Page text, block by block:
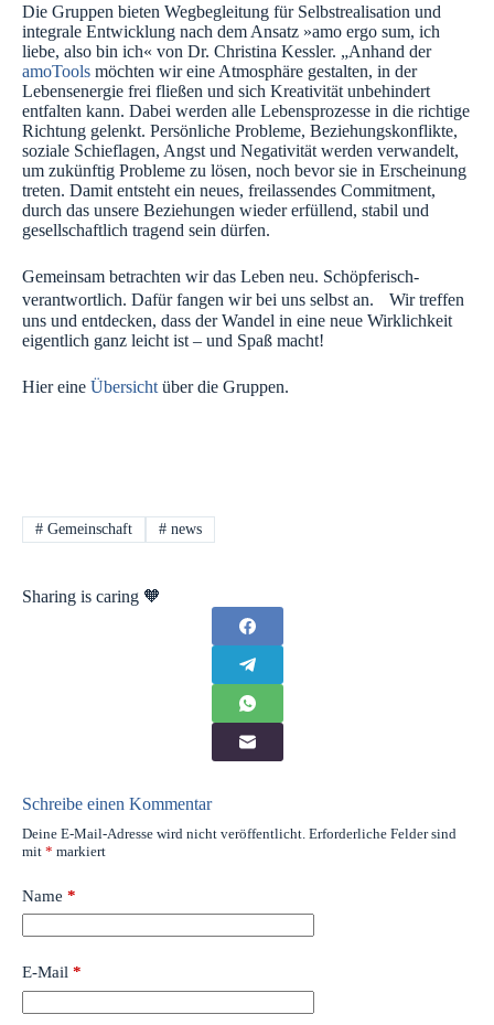
Die Gruppen bieten Wegbegleitung für Selbstrealisation und
integrale Entwicklung nach dem Ansatz »amo ergo sum, ich
liebe, also bin ich« von Dr. Christina Kessler. „Anhand der
amoTools möchten wir eine Atmosphäre gestalten, in der
Lebensenergie frei fließen und sich Kreativität unbehindert
entfalten kann. Dabei werden alle Lebensprozesse in die richtige
Richtung gelenkt. Persönliche Probleme, Beziehungskonflikte,
soziale Schieflagen, Angst und Negativität werden verwandelt,
um zukünftig Probleme zu lösen, noch bevor sie in Erscheinung
treten. Damit entsteht ein neues, freilassendes Commitment,
durch das unsere Beziehungen wieder erfüllend, stabil und
gesellschaftlich tragend sein dürfen.
Gemeinsam betrachten wir das Leben neu. Schöpferisch-
verantwortlich. Dafür fangen wir bei uns selbst an. Wir treffen
uns und entdecken, dass der Wandel in eine neue Wirklichkeit
eigentlich ganz leicht ist – und Spaß macht!
Hier eine Übersicht über die Gruppen.
#Gemeinschaft #news
Sharing is caring 🧡
Schreibe einen Kommentar
Deine E-Mail-Adresse wird nicht veröffentlicht. Erforderliche Felder sind
mit * markiert
Name *
E-Mail *